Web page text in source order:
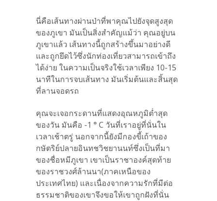
นี่คือเส้นทางผ่านป่าที่พาคุณไปยังจุดสูงสุด
ของภูเขา มันเป็นสิ่งสำคัญแม้ว่า คุณอยู่บน
ภูเขาแล้ว เส้นทางนี้ถูกสร้างขึ้นมาอย่างดี
และถูกยึดไว้ซึ่งนักท่องเที่ยวสามารถเข้าถึง
ได้ง่าย ในความเป็นจริงใช้เวลาเพียง 10-15
นาทีในการจบเส้นทาง มันเริ่มต้นและสิ้นสุด
ที่ลานจอดรถ
คุณจะเจอกระดานที่แสดงอุณหภูมิต่ำสุด
ของวัน มันคือ -1 ° C วันที่เราอยู่ที่นั่นใน
เวลาเช้าตรู่ นอกจากนี้ยังมีกองขี้เถ้าของ
กษัตริย์ปลายอินทชวิชยานนท์ซึ่งเป็นที่มา
ของชื่อหมีภูเขา เขาเป็นราชาองค์สุดท้าย
ของราชวงศ์ล้านนา(ภาคเหนือของ
ประเทศไทย) และเนื่องจากความรักที่มีต่อ
ธรรมชาติของเขาจึงขอให้เขาถูกฝังที่นั่น